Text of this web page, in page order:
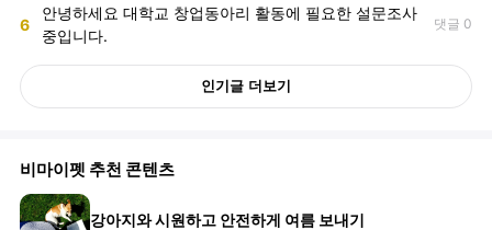
6
안녕하세요 대학교 창업동아리 활동에 필요한 설문조사
중입니다.
댓글 0
인기글 더보기
비마이펫 추천 콘텐츠
강아지와 시원하고 안전하게 여름 보내기